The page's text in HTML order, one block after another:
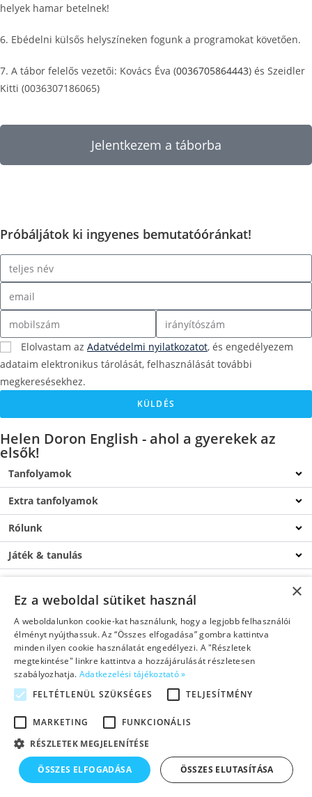
helyek hamar betelnek!
6. Ebédelni külsős helyszíneken fogunk a programokat követően.
7. A tábor felelős vezetői: Kovács Éva (0036705864443) és Szeidler
Kitti (0036307186065)
Jelentkezem a táborba
Próbáljátok ki ingyenes bemutatóóránkat!
Elolvastam az Adatvédelmi nyilatkozatot, és engedélyezem
adataim elektronikus tárolását, felhasználását további
megkeresésekhez.
KÜLDÉS
Helen Doron English - ahol a gyerekek az
elsők!
Tanfolyamok
Extra tanfolyamok
Rólunk
Játék & tanulás
Blog
Kapcsolat
©2026 Copyright Helen Doron Group Ltd. – Minden jog fenntartva!
Adatkezelési tájékoztató
×
Ez a weboldal sütiket használ
A weboldalunkon cookie-kat használunk, hogy a legjobb felhasználói
élményt nyújthassuk. Az “Összes elfogadása” gombra kattintva
minden ilyen cookie használatát engedélyezi. A "Részletek
megtekintése" linkre kattintva a hozzájárulását részletesen
szabályozhatja. Adatkezelési tájékoztató »
FELTÉTLENÜL SZÜKSÉGES
TELJESÍTMÉNY
MARKETING
FUNKCIONÁLIS
RÉSZLETEK MEGJELENÍTÉSE
ÖSSZES ELFOGADÁSA ÖSSZES ELUTASÍTÁSA